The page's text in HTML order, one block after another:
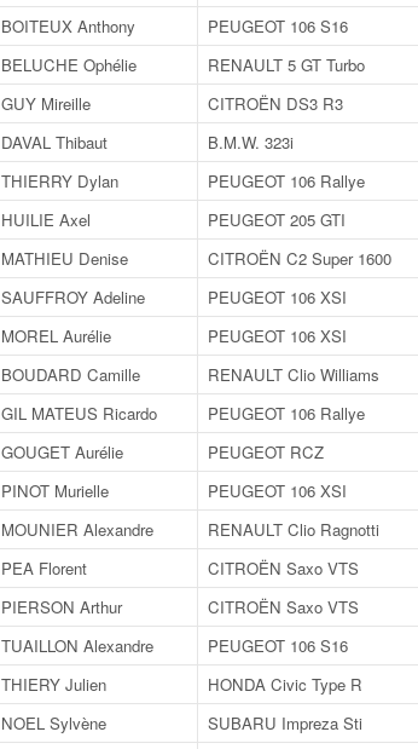
BOITEUX Anthony PEUGEOT 106 S16
BELUCHE Ophélie RENAULT 5 GT Turbo
GUY Mireille CITROËN DS3 R3
DAVAL Thibaut B.M.W. 323i
THIERRY Dylan PEUGEOT 106 Rallye
HUILIE Axel PEUGEOT 205 GTI
MATHIEU Denise CITROËN C2 Super 1600
SAUFFROY Adeline PEUGEOT 106 XSI
MOREL Aurélie PEUGEOT 106 XSI
BOUDARD Camille RENAULT Clio Williams
GIL MATEUS Ricardo PEUGEOT 106 Rallye
GOUGET Aurélie PEUGEOT RCZ
PINOT Murielle PEUGEOT 106 XSI
MOUNIER Alexandre RENAULT Clio Ragnotti
PEA Florent CITROËN Saxo VTS
PIERSON Arthur CITROËN Saxo VTS
TUAILLON Alexandre PEUGEOT 106 S16
THIERY Julien HONDA Civic Type R
NOEL Sylvène SUBARU Impreza Sti